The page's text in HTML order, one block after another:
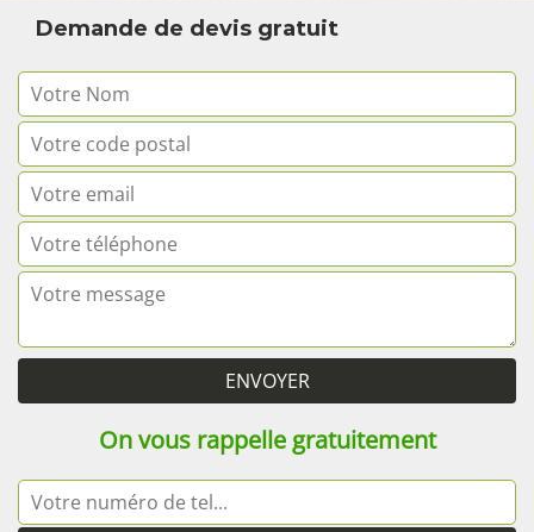
Demande de devis gratuit
On vous rappelle gratuitement